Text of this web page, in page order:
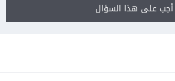
أجب على هذا السؤال